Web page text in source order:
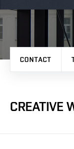
CONTACT
CREATIVE